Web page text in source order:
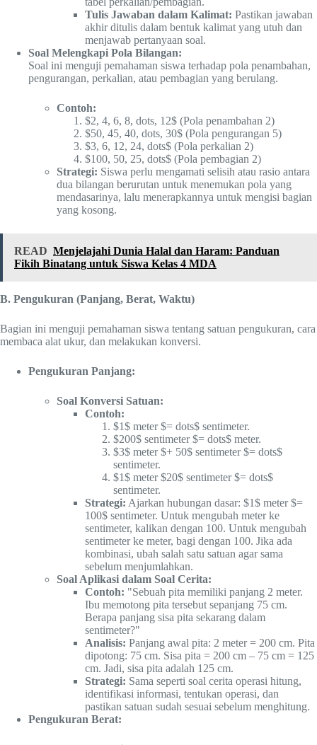
Tulis Jawaban dalam Kalimat: Pastikan jawaban
akhir ditulis dalam bentuk kalimat yang utuh dan
menjawab pertanyaan soal.
Soal Melengkapi Pola Bilangan:
Soal ini menguji pemahaman siswa terhadap pola penambahan,
pengurangan, perkalian, atau pembagian yang berulang.
Contoh:
$2, 4, 6, 8, dots, 12$ (Pola penambahan 2)
$50, 45, 40, dots, 30$ (Pola pengurangan 5)
$3, 6, 12, 24, dots$ (Pola perkalian 2)
$100, 50, 25, dots$ (Pola pembagian 2)
Strategi: Siswa perlu mengamati selisih atau rasio antara
dua bilangan berurutan untuk menemukan pola yang
mendasarinya, lalu menerapkannya untuk mengisi bagian
yang kosong.
READ Menjelajahi Dunia Halal dan Haram: Panduan
Fikih Binatang untuk Siswa Kelas 4 MDA
B. Pengukuran (Panjang, Berat, Waktu)
Bagian ini menguji pemahaman siswa tentang satuan pengukuran, cara
membaca alat ukur, dan melakukan konversi.
Pengukuran Panjang:
Soal Konversi Satuan:
Contoh:
$1$ meter $= dots$ sentimeter.
$200$ sentimeter $= dots$ meter.
$3$ meter $+ 50$ sentimeter $= dots$
sentimeter.
$1$ meter $20$ sentimeter $= dots$
sentimeter.
Strategi: Ajarkan hubungan dasar: $1$ meter $=
100$ sentimeter. Untuk mengubah meter ke
sentimeter, kalikan dengan 100. Untuk mengubah
sentimeter ke meter, bagi dengan 100. Jika ada
kombinasi, ubah salah satu satuan agar sama
sebelum menjumlahkan.
Soal Aplikasi dalam Soal Cerita:
Contoh: "Sebuah pita memiliki panjang 2 meter.
Ibu memotong pita tersebut sepanjang 75 cm.
Berapa panjang sisa pita sekarang dalam
sentimeter?"
Analisis: Panjang awal pita: 2 meter = 200 cm. Pita
dipotong: 75 cm. Sisa pita = 200 cm – 75 cm = 125
cm. Jadi, sisa pita adalah 125 cm.
Strategi: Sama seperti soal cerita operasi hitung,
identifikasi informasi, tentukan operasi, dan
pastikan satuan sudah sesuai sebelum menghitung.
Pengukuran Berat: